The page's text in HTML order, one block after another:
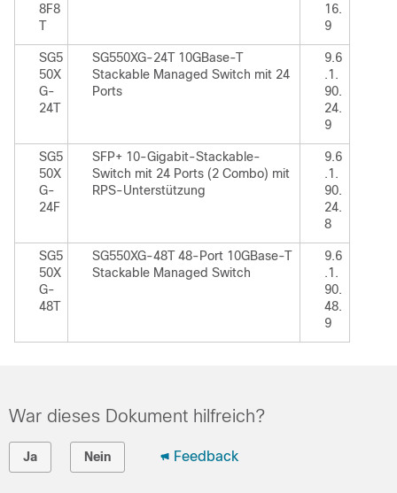
8F8
T
16.
9
SG5
50X
G-
24T
SG550XG-24T 10GBase-T
Stackable Managed Switch mit 24
Ports
9.6
.1.
90.
24.
9
SG5
50X
G-
24F
SFP+ 10-Gigabit-Stackable-
Switch mit 24 Ports (2 Combo) mit
RPS-Unterstützung
9.6
.1.
90.
24.
8
SG5
50X
G-
48T
SG550XG-48T 48-Port 10GBase-T
Stackable Managed Switch
9.6
.1.
90.
48.
9
War dieses Dokument hilfreich?
Ja Nein Feedback